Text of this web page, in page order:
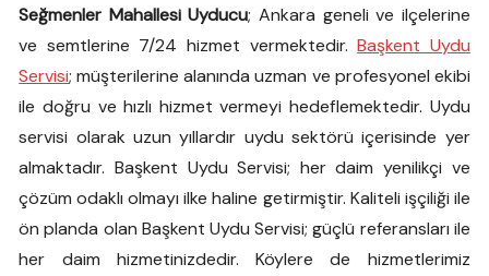
Seğmenler Mahallesi Uyducu; Ankara geneli ve ilçelerine
ve semtlerine 7/24 hizmet vermektedir.Başkent Uydu
Servisi; müşterilerine alanında uzman ve profesyonel ekibi
ile doğru ve hızlı hizmet vermeyi hedeflemektedir. Uydu
servisi olarak uzun yıllardır uydu sektörü içerisinde yer
almaktadır. Başkent Uydu Servisi; her daim yenilikçi ve
çözüm odaklı olmayı ilke haline getirmiştir. Kaliteli işçiliği ile
ön planda olan Başkent Uydu Servisi; güçlü referansları ile
her daim hizmetinizdedir. Köylere de hizmetlerimiz